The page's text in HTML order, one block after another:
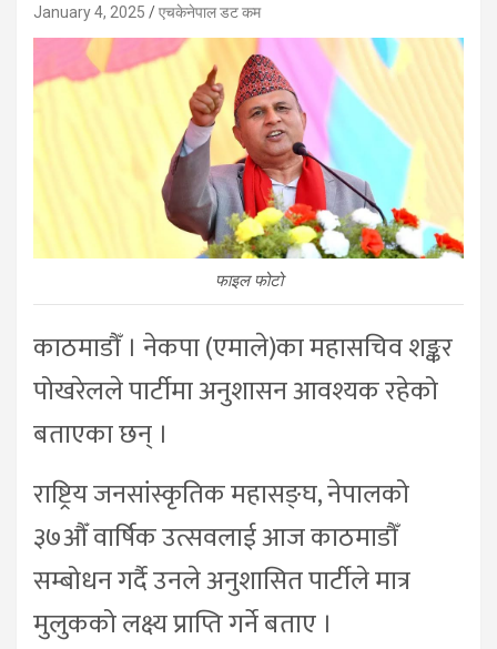
January 4, 2025 एचकेनेपाल डट कम
फाइल फोटो
काठमाडौँ । नेकपा (एमाले)का महासचिव शङ्कर
पोखरेलले पार्टीमा अनुशासन आवश्यक रहेको
बताएका छन् ।
राष्ट्रिय जनसांस्कृतिक महासङ्घ, नेपालको
३७औँ वार्षिक उत्सवलाई आज काठमाडौँ
सम्बोधन गर्दै उनले अनुशासित पार्टीले मात्र
मुलुकको लक्ष्य प्राप्ति गर्ने बताए ।